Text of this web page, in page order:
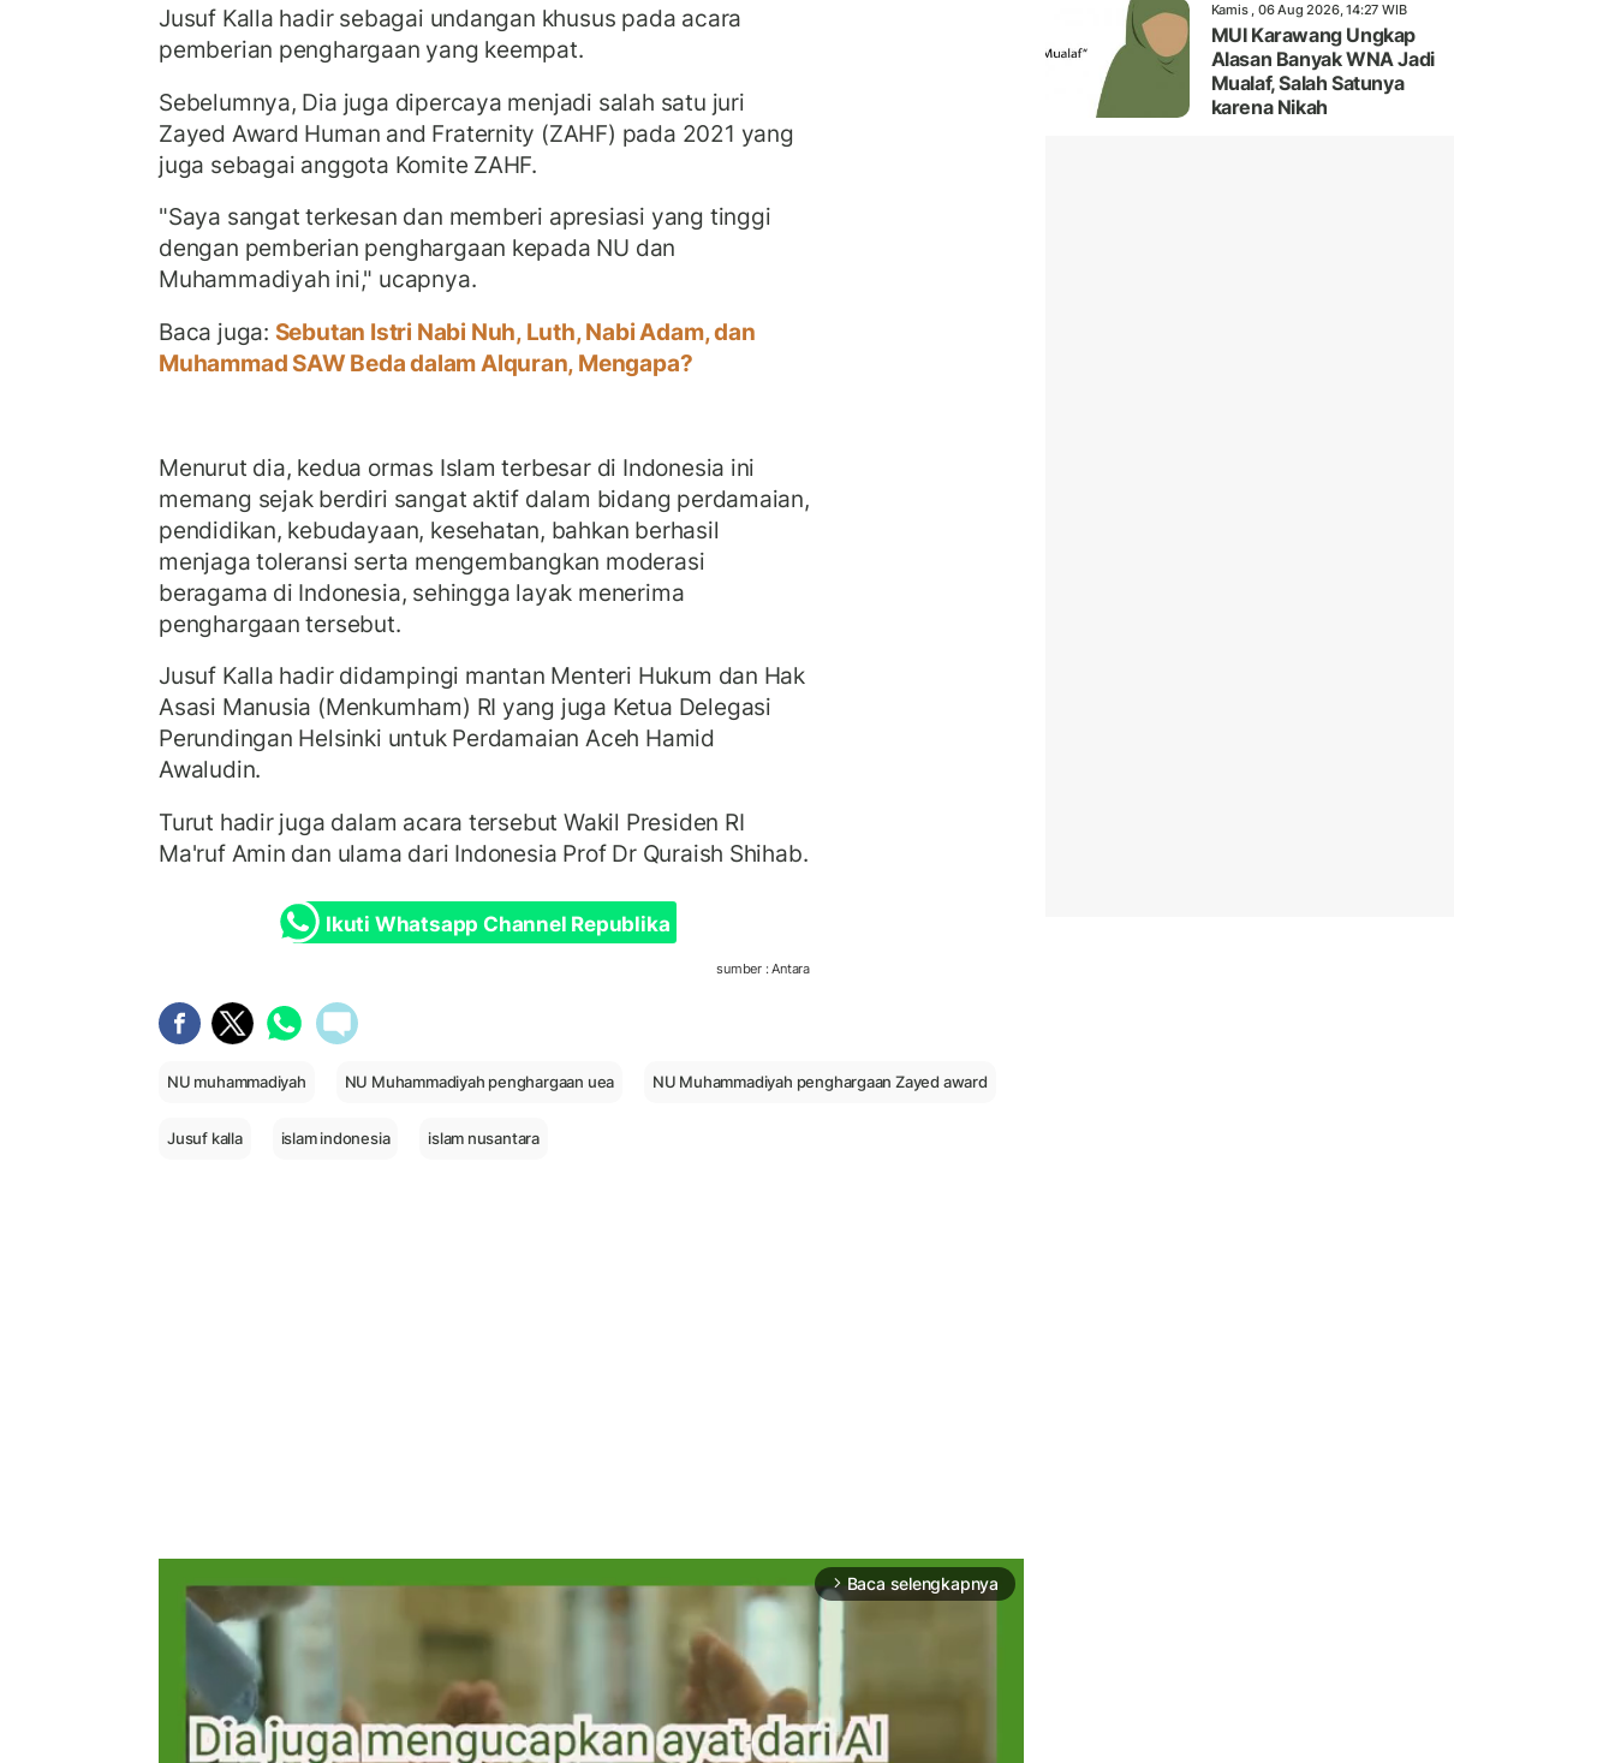
Jusuf Kalla hadir sebagai undangan khusus pada acara
pemberian penghargaan yang keempat.
Sebelumnya, Dia juga dipercaya menjadi salah satu juri
Zayed Award Human and Fraternity (ZAHF) pada 2021 yang
juga sebagai anggota Komite ZAHF.
"Saya sangat terkesan dan memberi apresiasi yang tinggi
dengan pemberian penghargaan kepada NU dan
Muhammadiyah ini," ucapnya.
Baca juga: Sebutan Istri Nabi Nuh, Luth, Nabi Adam, dan
Muhammad SAW Beda dalam Alquran, Mengapa?
Menurut dia, kedua ormas Islam terbesar di Indonesia ini
memang sejak berdiri sangat aktif dalam bidang perdamaian,
pendidikan, kebudayaan, kesehatan, bahkan berhasil
menjaga toleransi serta mengembangkan moderasi
beragama di Indonesia, sehingga layak menerima
penghargaan tersebut.
Jusuf Kalla hadir didampingi mantan Menteri Hukum dan Hak
Asasi Manusia (Menkumham) RI yang juga Ketua Delegasi
Perundingan Helsinki untuk Perdamaian Aceh Hamid
Awaludin.
Turut hadir juga dalam acara tersebut Wakil Presiden RI
Ma'ruf Amin dan ulama dari Indonesia Prof Dr Quraish Shihab.
Ikuti Whatsapp Channel Republika
sumber : Antara
NU muhammadiyah NU Muhammadiyah penghargaan uea NU Muhammadiyah penghargaan Zayed award
Jusuf kalla islam indonesia islam nusantara
arrow_forward_ios Baca selengkapnya
Kamis , 06 Aug 2026, 14:27 WIB
MUI Karawang Ungkap
Alasan Banyak WNA Jadi
Mualaf, Salah Satunya
karena Nikah